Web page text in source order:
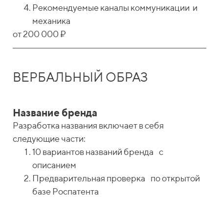
Рекомендуемые каналы коммуникации и
механика
от 200 000 ₽
ВЕРБАЛЬНЫЙ ОБРАЗ
Название бренда
Разработка названия включает в себя
следующие части:
10 вариантов названий бренда с
описанием
Предварительная проверка по открытой
базе Роспатента